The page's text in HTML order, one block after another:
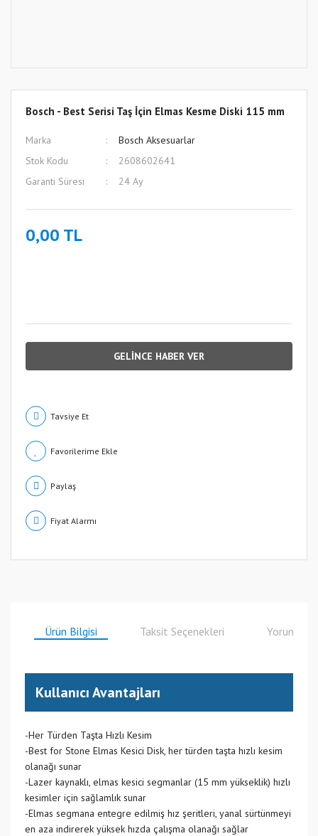
Bosch - Best Serisi Taş İçin Elmas Kesme Diski 115 mm
Marka
Bosch Aksesuarlar
Stok Kodu
2608602641
Garanti Süresi
24 Ay
0,00 TL
GELİNCE HABER VER
Tavsiye Et
Paylaş
Fiyat Alarmı
Ürün Bilgisi Taksit Seçenekleri Yorumlar
Kullanıcı Avantajları
-Her Türden Taşta Hızlı Kesim
-Best for Stone Elmas Kesici Disk, her türden taşta hızlı kesim
olanağı sunar
-Lazer kaynaklı, elmas kesici segmanlar (15 mm yükseklik) hızlı
kesimler için sağlamlık sunar
-Elmas segmana entegre edilmiş hız şeritleri, yanal sürtünmeyi
en aza indirerek yüksek hızda çalışma olanağı sağlar